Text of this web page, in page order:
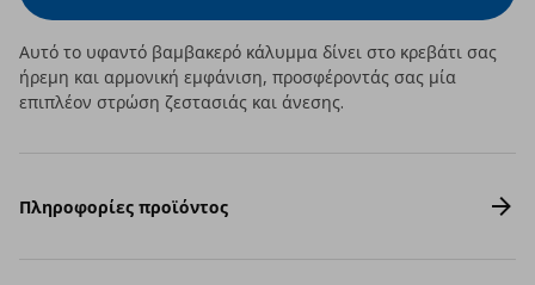
Αυτό το υφαντό βαμβακερό κάλυμμα δίνει στο κρεβάτι σας
ήρεμη και αρμονική εμφάνιση, προσφέροντάς σας μία
επιπλέον στρώση ζεστασιάς και άνεσης.
Πληροφορίες προϊόντος